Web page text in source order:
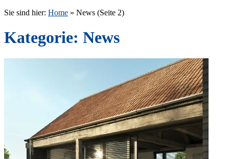
Sie sind hier: Home » News (Seite 2)
Kategorie: News